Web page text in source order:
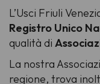
L’Usci Friuli
Registro Unico
qualità di
La nostra
regione, trova